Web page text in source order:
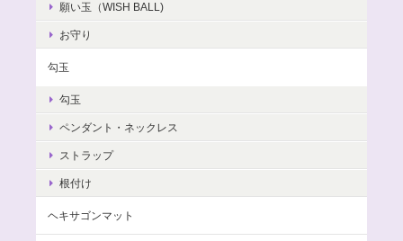
願い玉（WISH BALL)
お守り
勾玉
勾玉
ペンダント・ネックレス
ストラップ
根付け
ヘキサゴンマット